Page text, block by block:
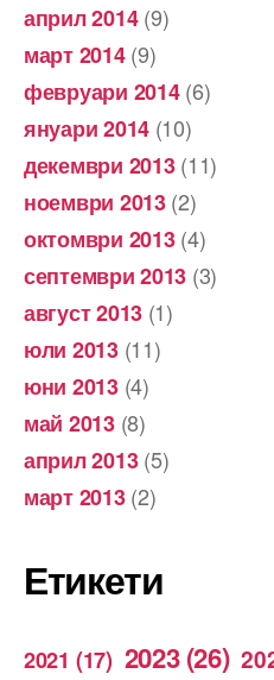
април 2014(9)
март 2014(9)
февруари 2014(6)
януари 2014 (10)
декември 2013(11)
ноември 2013(2)
октомври 2013(4)
септември 2013 (3)
август 2013 (1)
юли 2013(11)
юни 2013(4)
май 2013(8)
април 2013(5)
март 2013(2)
Етикети
2021 (17) 2023 (26)